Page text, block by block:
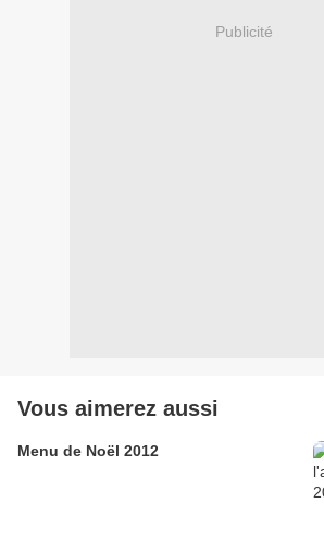
Publicité
Vous aimerez aussi
Menu de Noël 2012